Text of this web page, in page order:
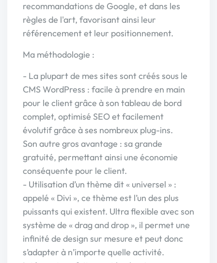
recommandations de Google, et dans les
règles de l'art, favorisant ainsi leur
référencement et leur positionnement.
Ma méthodologie :
- La plupart de mes sites sont créés sous le
CMS WordPress : facile à prendre en main
pour le client grâce à son tableau de bord
complet, optimisé SEO et facilement
évolutif grâce à ses nombreux plug-ins.
Son autre gros avantage : sa grande
gratuité, permettant ainsi une économie
conséquente pour le client.
- Utilisation d’un thème dit « universel » :
appelé « Divi », ce thème est l’un des plus
puissants qui existent. Ultra flexible avec son
système de « drag and drop », il permet une
infinité de design sur mesure et peut donc
s’adapter à n’importe quelle activité.